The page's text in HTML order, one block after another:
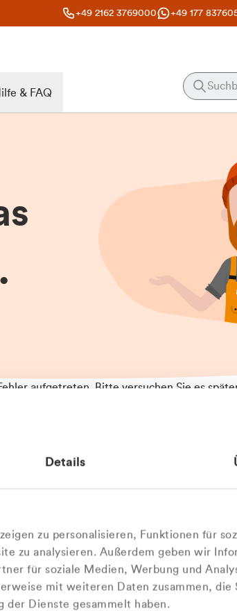
Details
zu personalisieren, Funktionen für
zu analysieren. Außerdem geben wir
für soziale Medien, Werbung und
mit weiteren Daten zusammen,
der Dienste gesammelt haben.
+49 2162 3769000 +49 177
& FAQ
aufgetreten. Bitte versuchen Sie es
Wir entschuldigen uns für eventuelle
Sie uns
Wir sind gerne für Sie da